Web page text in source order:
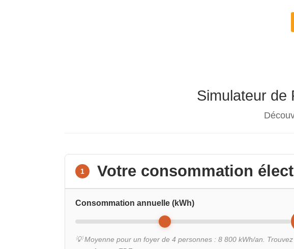
Simulateur de
1 Votre consommation
Consommation annuelle (kWh)
💡 Moyenne pour un foyer de 4 personnes : 8 800 kWh/an.